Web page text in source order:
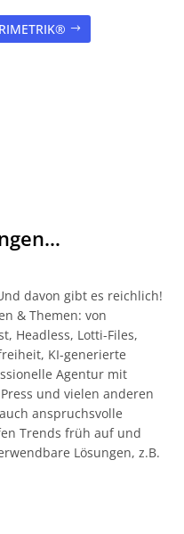
davon gibt es reichlich!
& Themen: von
Headless, Lotti-Files,
KI-generierte
Agentur mit
und vielen anderen
anspruchsvolle
Trends früh auf und
Lösungen, z.B.